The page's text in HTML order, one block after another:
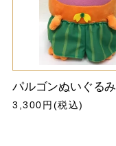
パルゴンぬいぐるみ
3,300円(税込)